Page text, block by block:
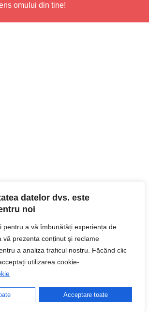
datelor dvs. este
noi
pentru a vă îmbunătăți experiența de
vă prezenta conținut și reclame
a analiza traficul nostru. Făcând clic
utilizarea cookie-
Acceptare toate
omului din tine!